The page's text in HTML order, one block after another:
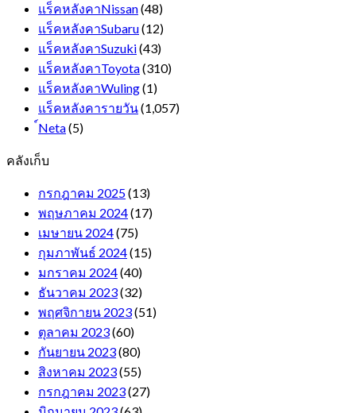
แร็คหลังคาNissan(48)
แร็คหลังคาSubaru(12)
แร็คหลังคาSuzuki(43)
แร็คหลังคาToyota(310)
แร็คหลังคาWuling(1)
แร็คหลังคารายวัน(1,057)
์Neta(5)
คลังเก็บ
กรกฎาคม 2025(13)
พฤษภาคม 2024(17)
เมษายน 2024(75)
กุมภาพันธ์ 2024(15)
มกราคม 2024(40)
ธันวาคม 2023(32)
พฤศจิกายน 2023(51)
ตุลาคม 2023(60)
กันยายน 2023(80)
สิงหาคม 2023(55)
กรกฎาคม 2023(27)